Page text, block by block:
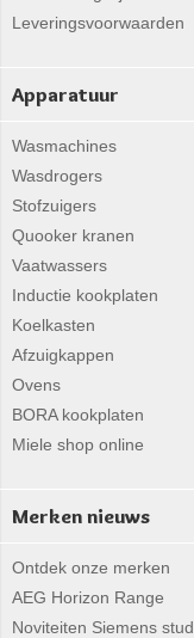
Leveringsvoorwaarden
Apparatuur
Wasmachines
Wasdrogers
Stofzuigers
Quooker kranen
Vaatwassers
Inductie kookplaten
Koelkasten
Afzuigkappen
Ovens
BORA kookplaten
Miele shop online
Merken nieuws
Ontdek onze merken
AEG Horizon Range
Noviteiten Siemens